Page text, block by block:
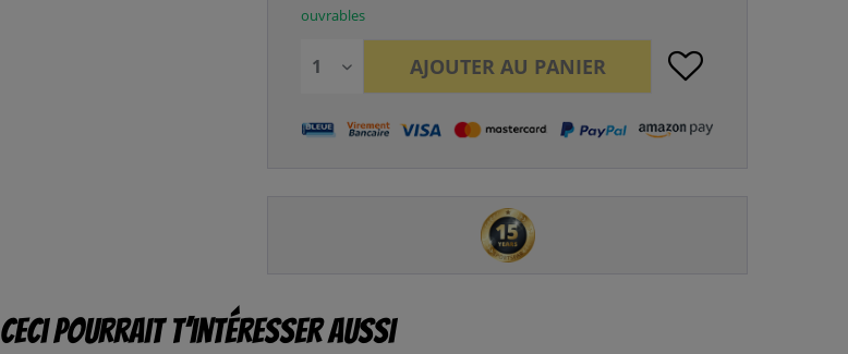
ouvrables
AJOUTER AU PANIER
Ceci pourrait t’intéresser aussi